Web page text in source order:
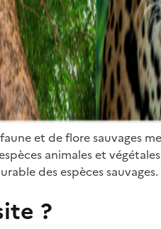
et de flore sauvages
animales et
des espèces
?